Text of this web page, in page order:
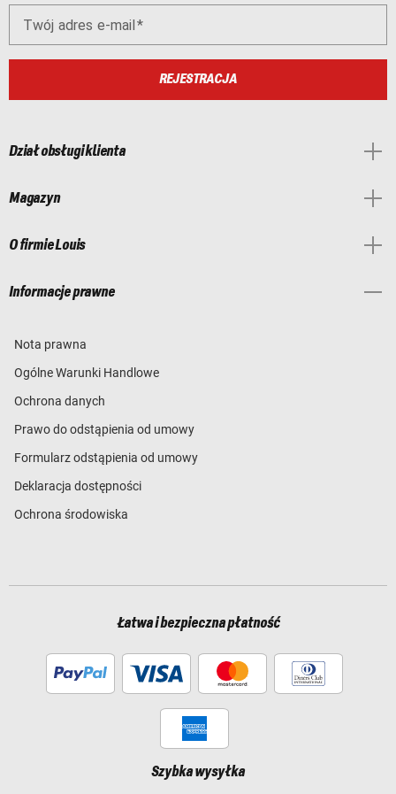
Twój adres e-mail
REJESTRACJA
Dział obsługi klienta
Magazyn
O firmie Louis
Informacje prawne
Nota prawna
Ogólne Warunki Handlowe
Ochrona danych
Prawo do odstąpienia od umowy
Formularz odstąpienia od umowy
Deklaracja dostępności
Ochrona środowiska
Łatwa i bezpieczna płatność
Szybka wysyłka